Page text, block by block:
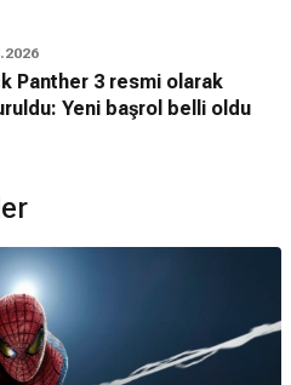
Panther 3 resmi olarak
Yeni başrol belli oldu